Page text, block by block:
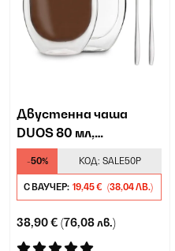
Двустенна чаша
DUOS 80 мл,
включително лъжичка
-50% КОД: SALE50P
С ВАУЧЕР: 19,45 € (38,04 ЛВ.)
38,90 € (76,08 лв.)